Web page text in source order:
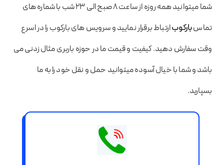
شما میتوانید همه روزه از ساعت ۸ صبح الی ۲۳ شب با شماره های
تماسبارکوبارتباط برقرار نمایید و سرویس های بارکوب را در اسرع
وقت سفارش دهید. کیفیت و قیمت ما در حوزه باربری مثال زدنی می
باشد و شما با خیال آسوده میتوانید حمل و نقل خود را به ما
بسپارید.